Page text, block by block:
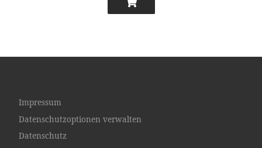
Impressum
Datenschutzoptionen verwalten
Datenschutz